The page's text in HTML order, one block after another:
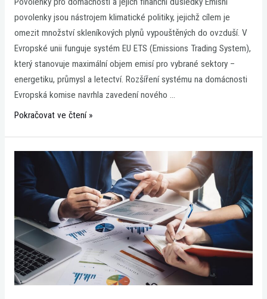
povolenky jsou nástrojem klimatické politiky, jejichž cílem je
omezit množství skleníkových plynů vypouštěných do ovzduší. V
Evropské unii funguje systém EU ETS (Emissions Trading System),
který stanovuje maximální objem emisí pro vybrané sektory –
energetiku, průmysl a letectví. Rozšíření systému na domácnosti
Evropská komise navrhla zavedení nového …
Pokračovat ve čtení »
Alternativní
investice
role
v
portfoliu
klienta
podle